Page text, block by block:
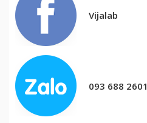
Vijalab
093 688 2601